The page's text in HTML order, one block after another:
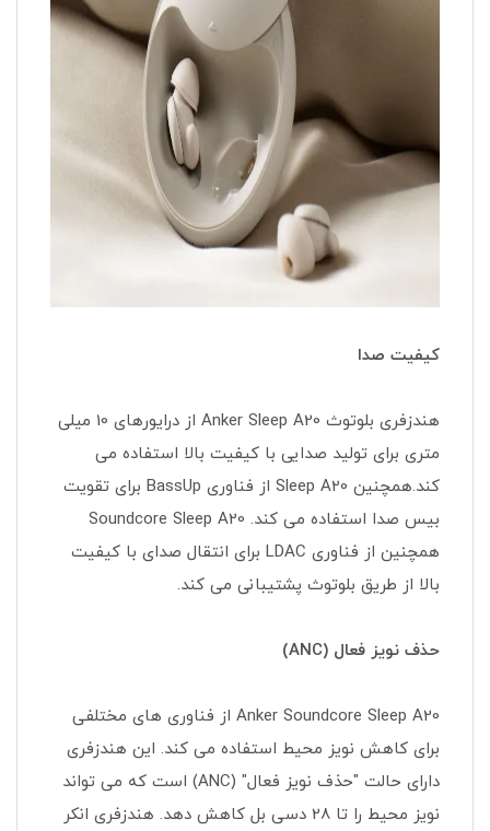
کیفیت صدا
هندزفری بلوتوث Anker Sleep A20 از درایورهای 10 میلی
متری برای تولید صدایی با کیفیت بالا استفاده می
کند.همچنین Sleep A20 از فناوری BassUp برای تقویت
بیس صدا استفاده می کند. Soundcore Sleep A20
همچنین از فناوری LDAC برای انتقال صدای با کیفیت
بالا از طریق بلوتوث پشتیبانی می کند.
حذف نویز فعال (ANC)
Anker Soundcore Sleep A20 از فناوری های مختلفی
برای کاهش نویز محیط استفاده می کند. این هندزفری
دارای حالت "حذف نویز فعال" (ANC) است که می تواند
نویز محیط را تا 28 دسی بل کاهش دهد. هندزفری انکر